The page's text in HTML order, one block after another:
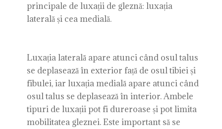
principale de luxații de gleznă: luxația
laterală și cea medială.
Luxația laterală apare atunci când osul talus
se deplasează în exterior față de osul tibiei și
fibulei, iar luxația medială apare atunci când
osul talus se deplasează în interior. Ambele
tipuri de luxații pot fi dureroase și pot limita
mobilitatea gleznei. Este important să se